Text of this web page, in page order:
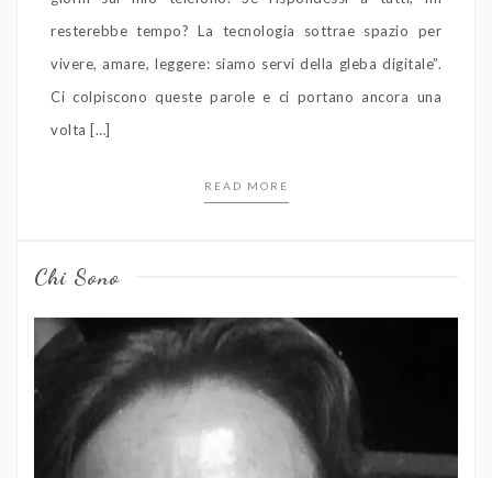
resterebbe tempo? La tecnologia sottrae spazio per
vivere, amare, leggere: siamo servi della gleba digitale”.
Ci colpiscono queste parole e ci portano ancora una
volta […]
READ MORE
Chi Sono